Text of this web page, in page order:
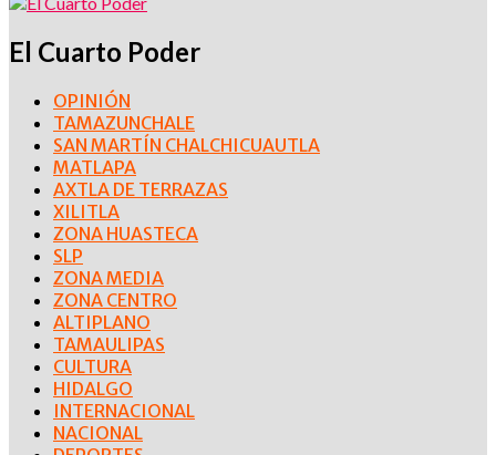
El Cuarto Poder
OPINIÓN
TAMAZUNCHALE
SAN MARTÍN CHALCHICUAUTLA
MATLAPA
AXTLA DE TERRAZAS
XILITLA
ZONA HUASTECA
SLP
ZONA MEDIA
ZONA CENTRO
ALTIPLANO
TAMAULIPAS
CULTURA
HIDALGO
INTERNACIONAL
NACIONAL